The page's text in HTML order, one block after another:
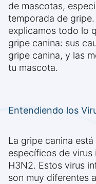
de mascotas,
temporada de
explicamos todo lo
gripe canina: sus
gripe canina, y las
tu mascota.
Entendiendo los
La gripe canina
específicos de
H3N2. Estos virus
son muy diferentes